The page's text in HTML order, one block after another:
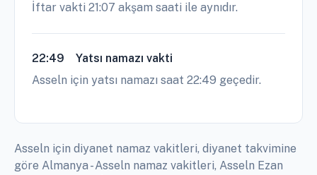
İftar vakti 21:07 akşam saati ile aynıdır.
22:49
Yatsı namazı vakti
Asseln için yatsı namazı saat 22:49 geçedir.
Asseln için diyanet namaz vakitleri, diyanet takvimine
göre Almanya - Asseln namaz vakitleri, Asseln Ezan